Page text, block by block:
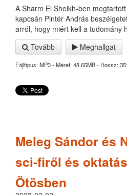
A Sharm El Sheikh-ben
kapcsán Pintér András
arról, hogy miért kell a tudomány
Tovább
Meghallgat
Fájltípus: MP3 - Méret: 48.65MB - Hossz:
Meleg Sándor és
sci-firől és
Ötösben